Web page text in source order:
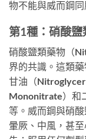
物不能與威而鋼
第1種：硝酸鹽
硝酸鹽類藥物（
界的共識。這類
甘油（
Mononitrate）和
等。威而鋼與硝
暈厥、中風，甚